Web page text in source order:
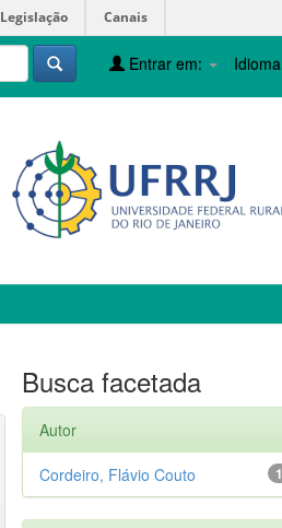
Legislação Canais
Idioma
Entrar em:
Busca facetada
Autor
1
Cordeiro, Flávio Couto